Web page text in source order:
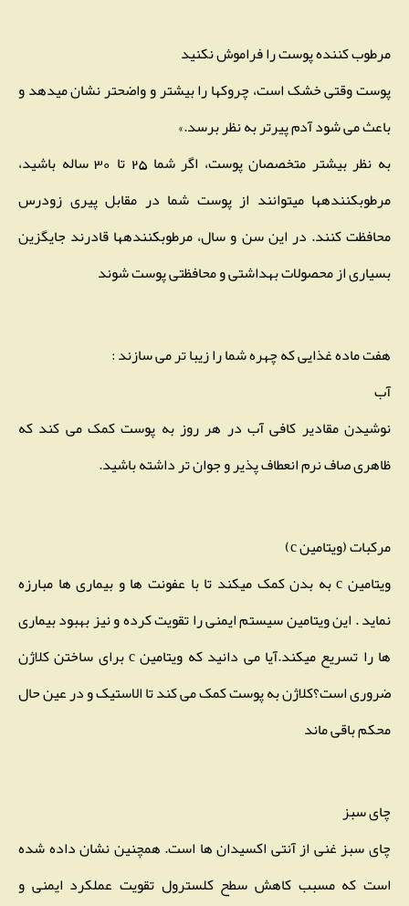
مرطوب کننده پوست را فراموش نکنید
پوست وقتی خشک است، چروکها را بیشتر و واضحتر نشان میدهد و
باعث می شود آدم پیرتر به نظر برسد.»
به نظر بیشتر متخصصان پوست، اگر شما 25 تا 30 ساله باشید،
مرطوبکنندهها میتوانند از پوست شما در مقابل پیری زودرس
محافظت کنند. در این سن و سال، مرطوبکنندهها قادرند جایگزین
بسیاری از محصولات بهداشتی و محافظتی پوست شوند
هفت ماده غذایی که چهره شما را زیبا تر می سازند :
آب
نوشیدن مقادیر کافی آب در هر روز به پوست کمک می کند که
ظاهری صاف نرم انعطاف پذیر و جوان تر داشته باشید.
مرکبات (ویتامین c)
ویتامین c به بدن کمک میکند تا با عفونت ها و بیماری ها مبارزه
نماید . این ویتامین سیستم ایمنی را تقویت کرده و نیز بهبود بیماری
ها را تسریع میکند.آیا می دانید که ویتامین c برای ساختن کلاژن
ضروری است؟کلاژن به پوست کمک می کند تا الاستیک و در عین حال
محکم باقی ماند
چای سبز
چای سبز غنی از آنتی اکسیدان ها است. همچنین نشان داده شده
است که مسبب کاهش سطح کلسترول تقویت عملکرد ایمنی و